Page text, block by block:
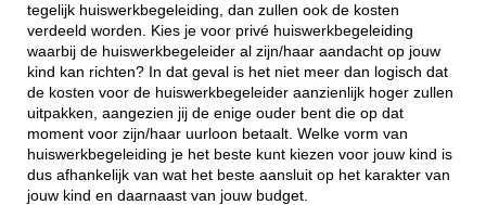
tegelijk huiswerkbegeleiding, dan zullen ook de kosten
verdeeld worden. Kies je voor privé huiswerkbegeleiding
waarbij de huiswerkbegeleider al zijn/haar aandacht op jouw
kind kan richten? In dat geval is het niet meer dan logisch dat
de kosten voor de huiswerkbegeleider aanzienlijk hoger zullen
uitpakken, aangezien jij de enige ouder bent die op dat
moment voor zijn/haar uurloon betaalt. Welke vorm van
huiswerkbegeleiding je het beste kunt kiezen voor jouw kind is
dus afhankelijk van wat het beste aansluit op het karakter van
jouw kind en daarnaast van jouw budget.